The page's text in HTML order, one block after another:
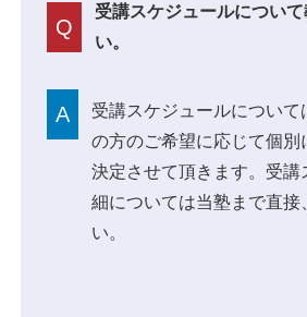
Q
受講スケジュールについ
い。
A
受講スケジュールについて
の方のご希望に応じて個別
決定させて頂きます。受講
細については当塾まで直接
い。